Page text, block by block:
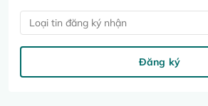
Loại tin đăng ký nhận
Đăng ký